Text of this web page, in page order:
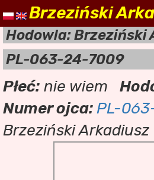
Brzeziński
Hodowla: Brzeziński
PL-063-24-7009
Płeć: nie wiem
Numer ojca:PL-
Brzeziński Arkadiusz